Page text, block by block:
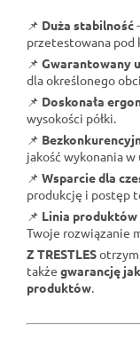
📌 Duża stabilność
przetestowana pod
📌 Gwarantowany
dla określonego
📌 Doskonała
wysokości półki.
📌
jakość wykonania w
📌 Wsparcie dla
produkcję i postęp
📌 Linia produktów
Twoje rozwiązanie
Z TRESTLES
także gwarancję
produktów